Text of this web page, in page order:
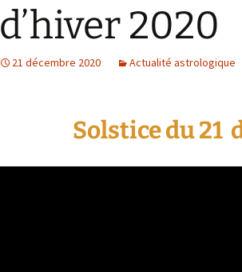
d’hiver 2020
21 décembre 2020 Actualité astrologique
Solstice du 21